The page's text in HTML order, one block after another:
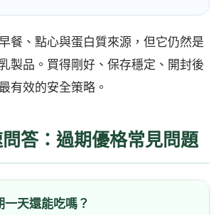
餐、點心與蛋白質來源，但它仍然是
製品。買得剛好、保存穩定、開封後
有效的安全策略。
答：過期優格常見問題
一天還能吃嗎？